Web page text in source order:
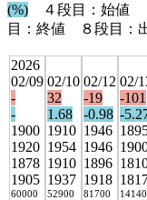
(%) ４段目：始値
目：終値 ８段目：
2026
02/09
-
-
1900
1920
1878
1905
60000
02/10
32
1.68
1910
1954
1910
1937
52900
02/12
-19
-0.98
1946
1946
1896
1918
81700
02/
-101
-